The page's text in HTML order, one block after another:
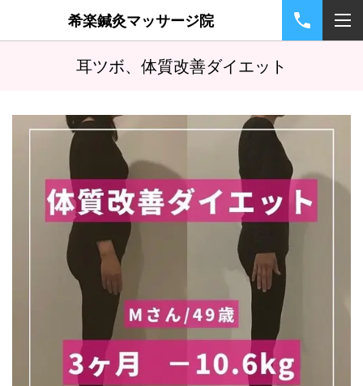
希楽鍼灸マッサージ院
耳ツボ、体質改善ダイエット